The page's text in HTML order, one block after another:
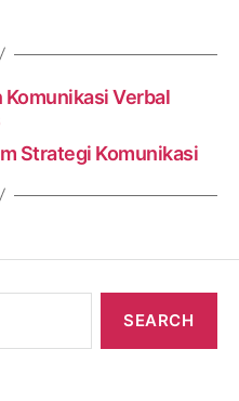
Verbal
Strategi Komunikasi